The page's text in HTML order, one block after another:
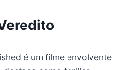
é um filme envolvente